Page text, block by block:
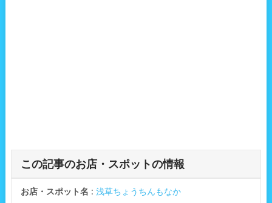
この記事のお店・スポットの情報
お店・スポット名 : 浅草ちょうちんもなか